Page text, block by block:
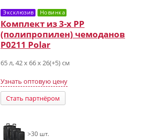
Эксклюзив Новинка
Комплект из 3-х PP
(полипропилен) чемоданов
Р0211 Polar
65 л, 42 x 66 x 26(+5) см
Узнать оптовую цену
Стать партнёром
>30 шт.